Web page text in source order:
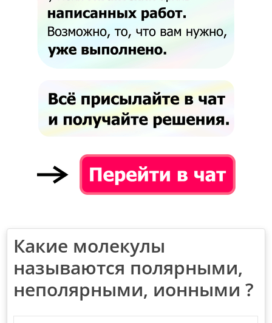
Какие молекулы
называются полярными,
неполярными, ионными ?